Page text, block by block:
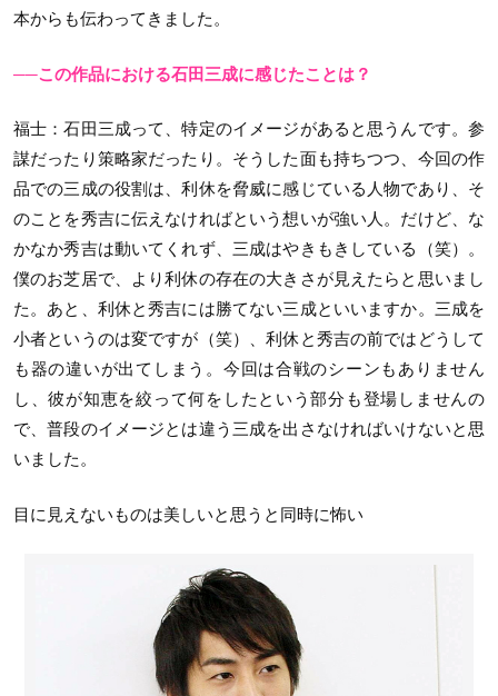
本からも伝わってきました。
──この作品における石田三成に感じたことは？
福士 ：石田三成って、特定のイメージがあると思うんです。参
謀だったり策略家だったり。そうした面も持ちつつ、今回の作
品での三成の役割は、利休を脅威に感じている人物であり、そ
のことを秀吉に伝えなければという想いが強い人。だけど、な
かなか秀吉は動いてくれず、三成はやきもきしている（笑）。
僕のお芝居で、より利休の存在の大きさが見えたらと思いまし
た。あと、利休と秀吉には勝てない三成といいますか。三成を
小者というのは変ですが（笑）、利休と秀吉の前ではどうして
も器の違いが出てしまう。今回は合戦のシーンもありません
し、彼が知恵を絞って何をしたという部分も登場しませんの
で、普段のイメージとは違う三成を出さなければいけないと思
いました。
目に見えないものは美しいと思うと同時に怖い